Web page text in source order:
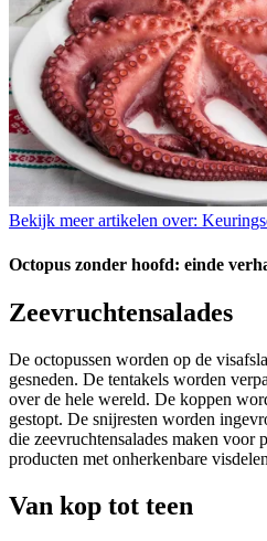
Bekijk meer artikelen over:
Octopus zonder hoofd: einde
Zeevruchtensalades
De octopussen worden op de
gesneden. De tentakels worden
over de hele wereld. De koppen
gestopt. De snijresten worden
die zeevruchtensalades maken voor
producten met onherkenbare
Van kop tot teen